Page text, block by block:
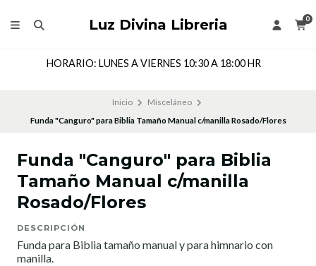
Luz Divina Libreria 0
18:00 HR
Dirección: Cochrane 143 Local 205,
Inicio
Misceláneo
Funda "Canguro" para Biblia Tamaño Manual c/manilla Rosado/Flores
Funda "Canguro" para Biblia
Tamaño Manual c/manilla
Rosado/Flores
DESCRIPCIÓN
Funda para Biblia tamaño manual y para himnario con
manilla.